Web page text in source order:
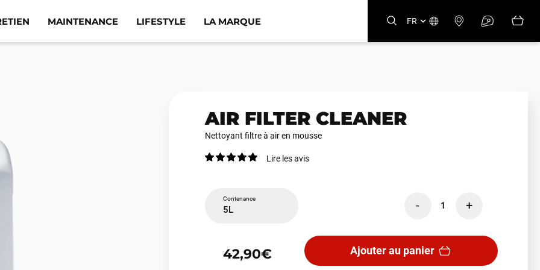
MAINTENANCE LIFESTYLE LA MARQUE FR
AIR FILTER CLEANER
Nettoyant filtre à air en mousse
Lire les avis
Contenance
5L - 1 +
42,90€ Ajouter au panier